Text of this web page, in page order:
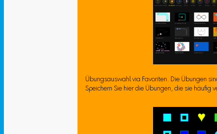
Übungsauswahl via Favoriten. Die Übungen
Speichern Sie hier die Übungen, die sie häufig